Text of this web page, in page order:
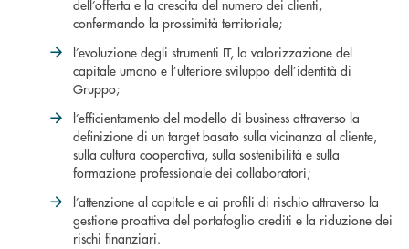
dell’offerta e la crescita del numero dei clienti,
confermando la prossimità territoriale;
l’evoluzione degli strumenti IT, la valorizzazione del
capitale umano e l’ulteriore sviluppo dell’identità di
Gruppo;
l’efficientamento del modello di business attraverso la
definizione di un target basato sulla vicinanza al cliente,
sulla cultura cooperativa, sulla sostenibilità e sulla
formazione professionale dei collaboratori;
l’attenzione al capitale e ai profili di rischio attraverso la
gestione proattiva del portafoglio crediti e la riduzione dei
rischi finanziari.